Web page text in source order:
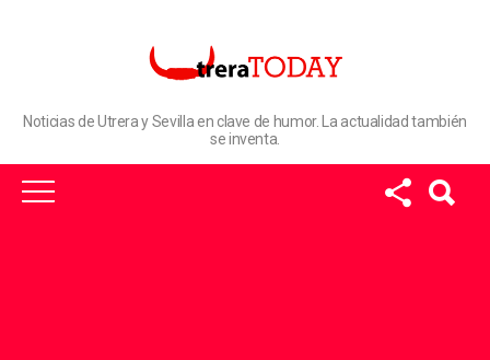
Noticias de Utrera y Sevilla en clave de humor. La actualidad también
se inventa.